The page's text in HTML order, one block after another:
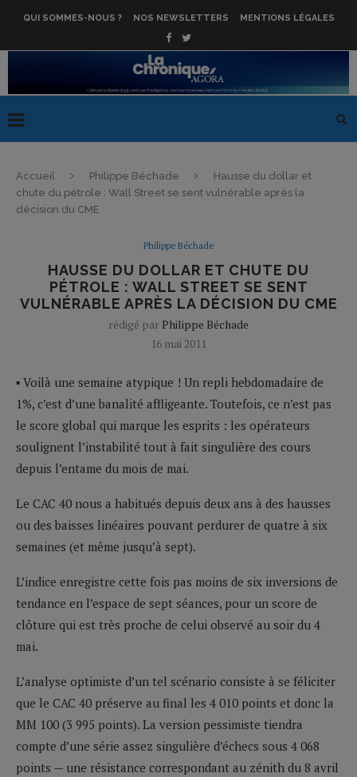
QUI SOMMES-NOUS ? NOS NEWSLETTERS MENTIONS LÉGALES
Accueil Philippe Béchade
Hausse du dollar et
chute du pétrole : Wall Street se sent vulnérable après la
décision du CME
Philippe Béchade
HAUSSE DU DOLLAR ET CHUTE DU
PÉTROLE : WALL STREET SE SENT
VULNÉRABLE APRÈS LA DÉCISION DU CME
rédigé par Philippe Béchade
16 mai 2011
▪ Voilà une semaine atypique ! Un repli hebdomadaire de
1%, c’est d’une banalité affligeante. Toutefois, ce n’est pas
le score global qui marque les esprits : les opérateurs
soulignent l’instabilité tout à fait singulière des cours
depuis l’entame du mois de mai.
Le CAC 40 nous a habitués depuis deux ans à des hausses
ou des baisses linéaires pouvant perdurer de quatre à six
semaines (et même jusqu’à sept).
L’indice enregistre cette fois pas moins de six inversions de
tendance en l’espace de sept séances, pour un score de
clôture qui est très proche de celui observé au soir du 4
mai.
L’analyse optimiste d’un tel scénario consiste à se féliciter
que le CAC 40 préserve au final les 4 010 points et donc la
MM 100 (3 995 points). La version pessimiste tiendra
compte d’une série assez singulière d’échecs sous 4 068
points — une résistance correspondant au zénith du 8 avril